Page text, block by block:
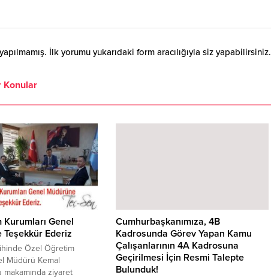
İlk yorumu yukarıdaki form aracılığıyla siz yapabilirsiniz.
Konular
Genel
Ederiz
Özel Öğretim
Müdürü Kemal
makamında ziyaret
Cumhurbaşkanımıza, 4B
Kadrosunda Görev Yapan Kamu
Çalışanlarının 4A Kadrosuna
Geçirilmesi İçin Resmi Talepte
Bulunduk!